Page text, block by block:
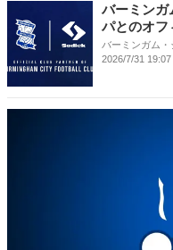
バーミンガ
パとのオフ
バーミンガム
2026/7/31 19:07